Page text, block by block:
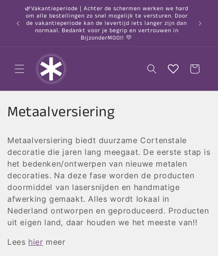
naar de
content
🌿Vakantieperiode | Achter de schermen werken we hard
om alle bestellingen zo snel mogelijk te versturen. Door
de vakantieperiode kan de levertijd iets langer zijn dan
normaal. Bedankt voor je begrip en vertrouwen in
BijzonderMOOI! 💛
○
Winkelwagen
C
l
l
e
c
t
i
Metaalversiering
Metaalversiering biedt duurzame Cortenstale
decoratie die jaren lang meegaat. De eerste stap is
het bedenken/ontwerpen van nieuwe metalen
decoraties. Na deze fase worden de producten
doormiddel van lasersnijden en handmatige
afwerking gemaakt. Alles wordt lokaal in
Nederland ontworpen en geproduceerd. Producten
uit eigen land, daar houden we het meeste van!!
Lees hier meer